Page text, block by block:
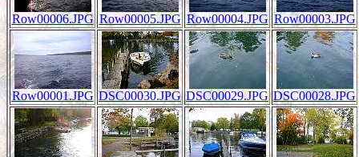
Row00006.JPG Row00005.JPG Row00004.JPG Row00003.JPG
Row00001.JPG DSC00030.JPG DSC00029.JPG DSC00028.JPG